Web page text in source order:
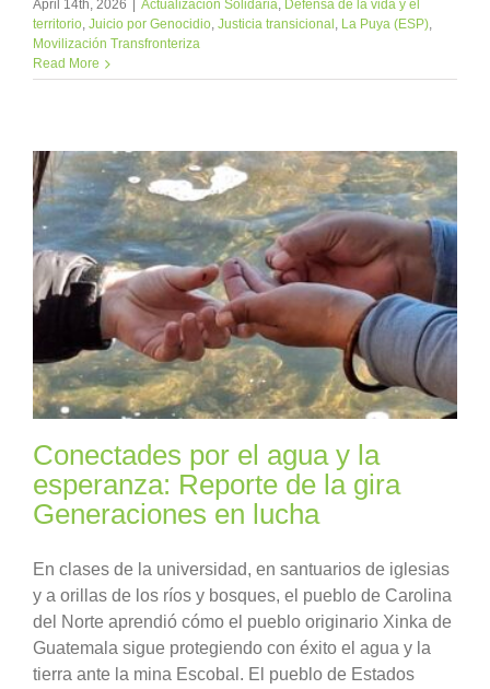
April 14th, 2026 | Actualizacion Solidaria Defensa de la vida y el
territorio Juicio por Genocidio Justicia transicional La Puya (ESP)
Movilización Transfronteriza
Read More
Conectades por el agua y la
esperanza: Reporte de la gira
Generaciones en lucha
En clases de la universidad, en santuarios de iglesias
y a orillas de los ríos y bosques, el pueblo de Carolina
del Norte aprendió cómo el pueblo originario Xinka de
Guatemala sigue protegiendo con éxito el agua y la
tierra ante la mina Escobal. El pueblo de Estados